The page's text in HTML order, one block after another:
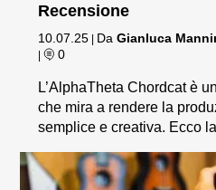
Recensione
10.07.25 DaGianluca
| 0
L’AlphaTheta Chordcat è
che mira a rendere la
semplice e creativa. Ecco